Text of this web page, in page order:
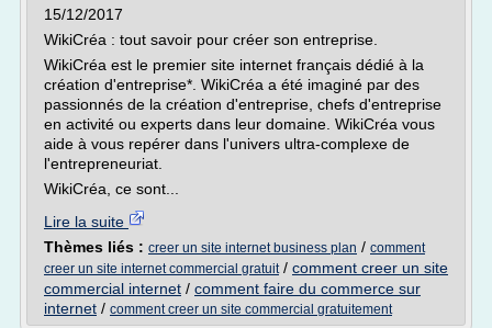
15/12/2017
WikiCréa : tout savoir pour créer son entreprise.
WikiCréa est le premier site internet français dédié à la
création d'entreprise*. WikiCréa a été imaginé par des
passionnés de la création d'entreprise, chefs d'entreprise
en activité ou experts dans leur domaine. WikiCréa vous
aide à vous repérer dans l'univers ultra-complexe de
l'entrepreneuriat.
WikiCréa, ce sont...
Lire la suite
Thèmes liés : creer un site internet business plan / comment
creer un site internet commercial gratuit/ comment creer un site
commercial internet / comment faire du commerce sur
internet / comment creer un site commercial gratuitement